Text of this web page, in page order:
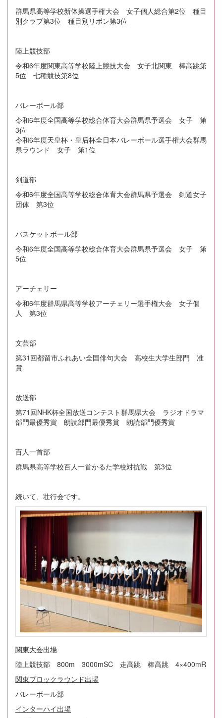
群馬県高等学校新体操選手権大会 女子個人総合第2位 種目
別クラブ第3位 種目別リボン第3位
陸上競技部
令和6年度関東高等学校陸上競技大会 女子北関東 棒高跳第
5位 七種競技第8位
バレーボール部
令和6年度全国高等学校総合体育大会群馬県予選会 女子 第
3位
令和6年度天皇杯・皇后杯全日本バレーボール選手権大会群馬
県ラウンド 女子 第1位
剣道部
令和6年度全国高等学校総合体育大会群馬県予選会 剣道女子
団体 第3位
バスケットボール部
令和6年度全国高等学校総合体育大会群馬県予選会 女子 第
5位
アーチェリー
令和6年度群馬県高等学校アーチェリー選手権大会 女子個
人 第3位
文芸部
第31回都留市ふれあい全国俳句大会 高校生大学生部門 准
賞
放送部
第71回NHK杯全国放送コンテスト群馬県大会 ラジオドラマ
部門最優秀賞 朗読部門最優秀賞 朗読部門優秀賞
百人一首部
群馬県高等学校百人一首かるた学校対抗戦 第3位
続いて、壮行会です。
関東大会出場
陸上競技部 800m 3000mSC 走高跳 棒高跳 4×400mR
関東ブロックラウンド出場
バレーボール部
インターハイ出場